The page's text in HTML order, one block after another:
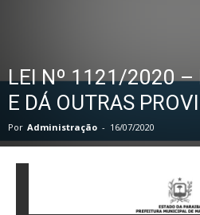
LEI Nº 1121/2020 –
E DÁ OUTRAS
Por Administração - 16/07/2020